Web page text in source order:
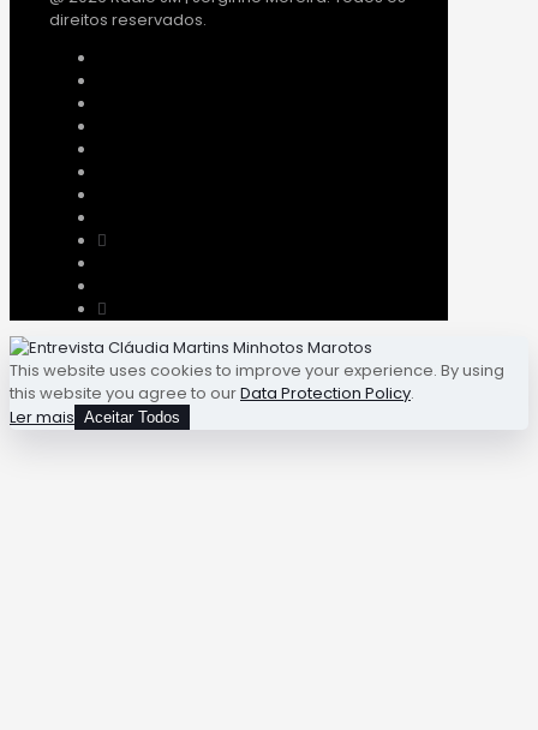
direitos reservados.
This website uses cookies to improve your experience. By using
this website you agree to ourData Protection Policy.
Ler mais Aceitar Todos